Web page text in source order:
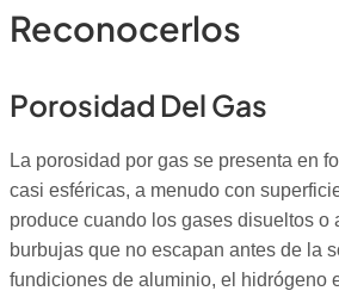
Reconocerlos
Porosidad Del Gas
La porosidad por gas se presenta en
casi esféricas, a menudo con
produce cuando los gases disueltos o
burbujas que no escapan antes de la
fundiciones de aluminio, el hidrógeno